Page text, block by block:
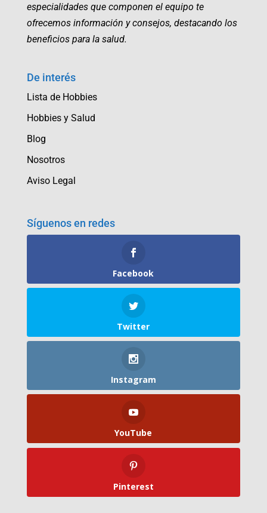
especialidades que componen el equipo te
ofrecemos información y consejos, destacando los
beneficios para la salud.
De interés
Lista de Hobbies
Hobbies y Salud
Blog
Nosotros
Aviso Legal
Síguenos en redes
Facebook
Twitter
Instagram
YouTube
Pinterest